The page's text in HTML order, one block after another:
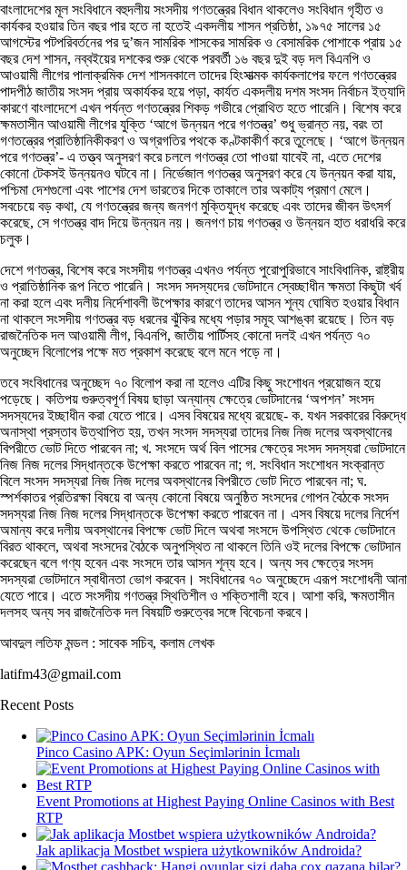
বাংলাদেশের মূল সংবিধানে বহুদলীয় সংসদীয় গণতন্ত্রের বিধান থাকলেও সংবিধান গৃহীত ও
কার্যকর হওয়ার তিন বছর পার হতে না হতেই একদলীয় শাসন প্রতিষ্ঠা, ১৯৭৫ সালের ১৫
আগস্টের পটপরিবর্তনের পর দু’জন সামরিক শাসকের সামরিক ও বেসামরিক পোশাকে প্রায় ১৫
বছর দেশ শাসন, নব্বইয়ের দশকের শুরু থেকে পরবর্তী ১৬ বছর দুই বড় দল বিএনপি ও
আওয়ামী লীগের পালাক্রমিক দেশ শাসনকালে তাদের হিংসাত্মক কার্যকলাপের ফলে গণতন্ত্রের
পাদপীঠ জাতীয় সংসদ প্রায় অকার্যকর হয়ে পড়া, কার্যত একদলীয় দশম সংসদ নির্বাচন ইত্যাদি
কারণে বাংলাদেশে এখন পর্যন্ত গণতন্ত্রের শিকড় গভীরে প্রোথিত হতে পারেনি। বিশেষ করে
ক্ষমতাসীন আওয়ামী লীগের যুক্তি ‘আগে উন্নয়ন পরে গণতন্ত্র’ শুধু ভ্রান্ত নয়, বরং তা
গণতন্ত্রের প্রাতিষ্ঠানিকীকরণ ও অগ্রগতির পথকে কণ্টকাকীর্ণ করে তুলেছে। ‘আগে উন্নয়ন
পরে গণতন্ত্র’- এ তত্ত্ব অনুসরণ করে চললে গণতন্ত্র তো পাওয়া যাবেই না, এতে দেশের
কোনো টেকসই উন্নয়নও ঘটবে না। নির্ভেজাল গণতন্ত্র অনুসরণ করে যে উন্নয়ন করা যায়,
পশ্চিমা দেশগুলো এবং পাশের দেশ ভারতের দিকে তাকালে তার অকাট্য প্রমাণ মেলে।
সবচেয়ে বড় কথা, যে গণতন্ত্রের জন্য জনগণ মুক্তিযুদ্ধ করেছে এবং তাদের জীবন উৎসর্গ
করেছে, সে গণতন্ত্র বাদ দিয়ে উন্নয়ন নয়। জনগণ চায় গণতন্ত্র ও উন্নয়ন হাত ধরাধরি করে
চলুক।
দেশে গণতন্ত্র, বিশেষ করে সংসদীয় গণতন্ত্র এখনও পর্যন্ত পুরোপুরিভাবে সাংবিধানিক, রাষ্ট্রীয়
ও প্রাতিষ্ঠানিক রূপ নিতে পারেনি। সংসদ সদস্যদের ভোটদানে স্বেচ্ছাধীন ক্ষমতা কিছুটা খর্ব
না করা হলে এবং দলীয় নির্দেশাবলী উপেক্ষার কারণে তাদের আসন শূন্য ঘোষিত হওয়ার বিধান
না থাকলে সংসদীয় গণতন্ত্র বড় ধরনের ঝুঁকির মধ্যে পড়ার সমূহ আশঙ্কা রয়েছে। তিন বড়
রাজনৈতিক দল আওয়ামী লীগ, বিএনপি, জাতীয় পার্টিসহ কোনো দলই এখন পর্যন্ত ৭০
অনুচ্ছেদ বিলোপের পক্ষে মত প্রকাশ করেছে বলে মনে পড়ে না।
তবে সংবিধানের অনুচ্ছেদ ৭০ বিলোপ করা না হলেও এটির কিছু সংশোধন প্রয়োজন হয়ে
পড়েছে। কতিপয় গুরুত্বপূর্ণ বিষয় ছাড়া অন্যান্য ক্ষেত্রে ভোটদানের ‘অপশন’ সংসদ
সদস্যদের ইচ্ছাধীন করা যেতে পারে। এসব বিষয়ের মধ্যে রয়েছে- ক. যখন সরকারের বিরুদ্ধে
অনাস্থা প্রস্তাব উত্থাপিত হয়, তখন সংসদ সদস্যরা তাদের নিজ নিজ দলের অবস্থানের
বিপরীতে ভোট দিতে পারবেন না; খ. সংসদে অর্থ বিল পাসের ক্ষেত্রে সংসদ সদস্যরা ভোটদানে
নিজ নিজ দলের সিদ্ধান্তকে উপেক্ষা করতে পারবেন না; গ. সংবিধান সংশোধন সংক্রান্ত
বিলে সংসদ সদস্যরা নিজ নিজ দলের অবস্থানের বিপরীতে ভোট দিতে পারবেন না; ঘ.
স্পর্শকাতর প্রতিরক্ষা বিষয়ে বা অন্য কোনো বিষয়ে অনুষ্ঠিত সংসদের গোপন বৈঠকে সংসদ
সদস্যরা নিজ নিজ দলের সিদ্ধান্তকে উপেক্ষা করতে পারবেন না। এসব বিষয়ে দলের নির্দেশ
অমান্য করে দলীয় অবস্থানের বিপক্ষে ভোট দিলে অথবা সংসদে উপস্থিত থেকে ভোটদানে
বিরত থাকলে, অথবা সংসদের বৈঠকে অনুপস্থিত না থাকলে তিনি ওই দলের বিপক্ষে ভোটদান
করেছেন বলে গণ্য হবেন এবং সংসদে তার আসন শূন্য হবে। অন্য সব ক্ষেত্রে সংসদ
সদস্যরা ভোটদানে স্বাধীনতা ভোগ করবেন। সংবিধানের ৭০ অনুচ্ছেদে এরূপ সংশোধনী আনা
যেতে পারে। এতে সংসদীয় গণতন্ত্র স্থিতিশীল ও শক্তিশালী হবে। আশা করি, ক্ষমতাসীন
দলসহ অন্য সব রাজনৈতিক দল বিষয়টি গুরুত্বের সঙ্গে বিবেচনা করবে।
আবদুল লতিফ মন্ডল : সাবেক সচিব, কলাম লেখক
latifm43@gmail.com
Recent Posts
Pinco Casino APK: Oyun Seçimlərinin İcmalı
Event Promotions at Highest Paying Online Casinos with Best
RTP
Jak aplikacja Mostbet wspiera użytkowników Androida?